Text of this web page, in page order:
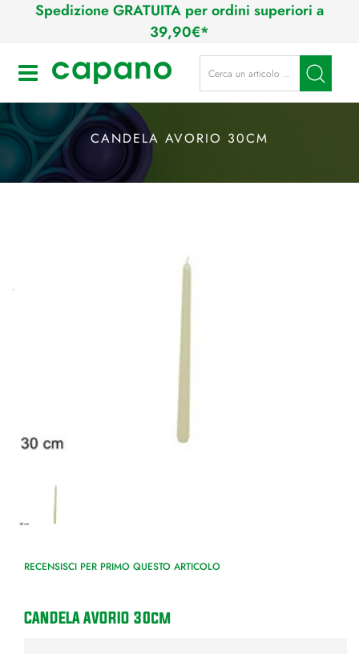
Spedizione GRATUITA per ordini superiori a
39,90€*
Open La modifica di un filtro
CANDELA AVORIO 30CM
RECENSISCI PER PRIMO QUESTO ARTICOLO
CANDELA AVORIO 30cm